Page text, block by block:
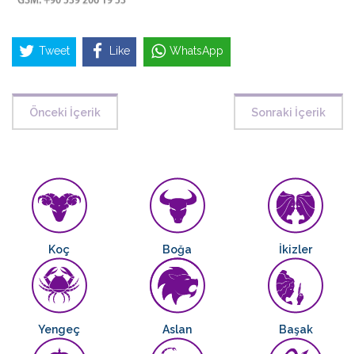
Tweet Like WhatsApp
Önceki İçerik Sonraki İçerik
Koç Boğa İkizler
Yengeç Aslan Başak